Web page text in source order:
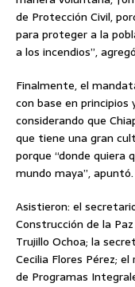
de Protección Civil,
para proteger a la
a los incendios”,
Finalmente, el
con base en
considerando que
que tiene una gran
porque “donde quiera
mundo maya”, apuntó.
Asistieron: el
Construcción de la
Trujillo Ochoa; la
Cecilia Flores Pérez;
de Programas